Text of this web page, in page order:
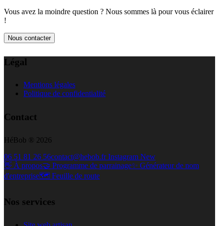
Vous avez la moindre question ? Nous sommes là pour vous éclairer
!
Nous contacter
Légal
Mentions légales
Politique de confidentialité
Contact
HéBob ® 2026
06 51 81 26 56contact@hebob.frInstagram New
👋 À propos🤝 Programme de parrainage✨ Générateur de nom
d'entreprise🗺️ Feuille de route
Nos services